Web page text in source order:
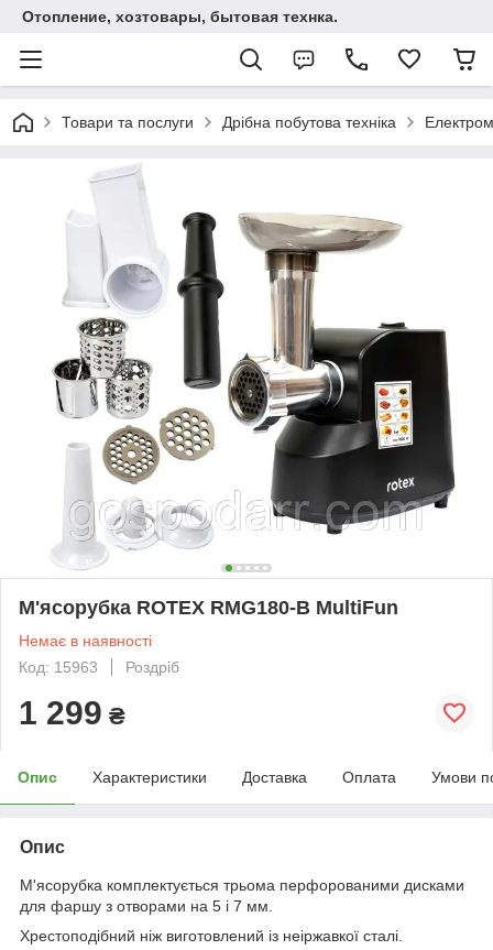
Отопление, хозтовары, бытовая технка.
Товари та послуги Дрібна побутова техніка
М'ясорубка ROTEX RMG180-B MultiFun
Немає в наявності
Код: 15963
Роздріб
1 299 ₴
Опис Характеристики Доставка Оплата Умови
Опис
М'ясорубка комплектується трьома перфорованими дисками
для фаршу з отворами на 5 і 7 мм.
Хрестоподібний ніж виготовлений із неіржавкої сталі.